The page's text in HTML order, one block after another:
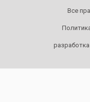
Все